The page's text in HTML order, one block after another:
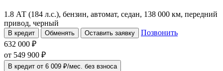
1.8 АТ (184 л.с.), бензин, автомат, седан, 138 000 км, передний
привод, черный
В кредит Обменять Оставить заявку
Позвонить
632 000 ₽
от 549 900 ₽
В кредит от 6 009 ₽/мес. без взноса